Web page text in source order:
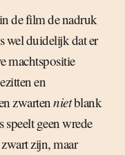
de film de nadruk
wel duidelijk dat er
machtspositie
en
zwartennietblank
geen wrede
zijn, maar